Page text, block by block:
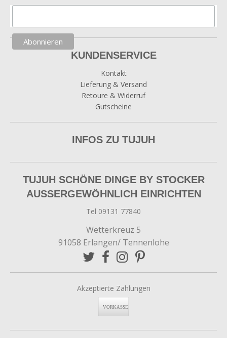
KUNDENSERVICE
Kontakt
Lieferung & Versand
Retoure & Widerruf
Gutscheine
INFOS ZU TUJUH
TUJUH SCHÖNE DINGE BY STOCKER
AUSSERGEWÖHNLICH EINRICHTEN
Tel 09131 77840
Wetterkreuz 5
91058 Erlangen/ Tennenlohe
Akzeptierte Zahlungen